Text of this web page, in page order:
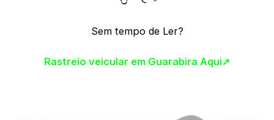
Sem tempo de Ler?
Rastreio veicular em Guarabira Aqui➚